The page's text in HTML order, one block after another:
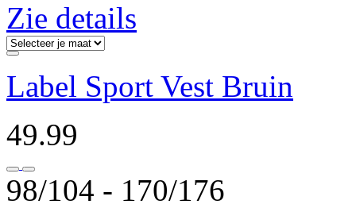
Zie details
Label Sport Vest Bruin
49.99
98/104 ‐ 170/176